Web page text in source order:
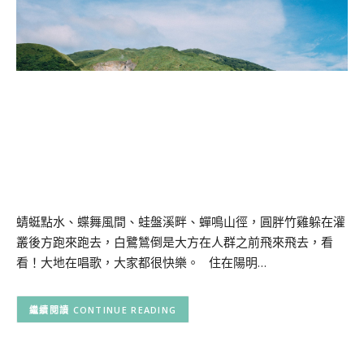
蜻蜓點水、蝶舞風間、蛙盤溪畔、蟬鳴山徑，圓胖竹雞躲在灌
叢後方跑來跑去，白鷺鷥倒是大方在人群之前飛來飛去，看
看！大地在唱歌，大家都很快樂。 住在陽明…
CONTINUE READING